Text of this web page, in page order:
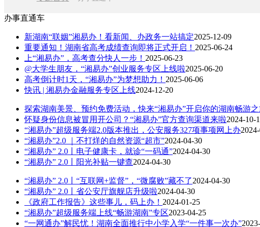
办事直通车
新湖南“联姻”湘易办！看新闻、办政务一站搞定2025-12-09
重要通知！湖南省高考成绩查询即将正式开启！ 2025-06-24
上“湘易办”，高考查分快人一步！ 2025-06-23
@大学生朋友，“湘易办”创业服务专区上线啦2025-06-20
高考倒计时1天，“湘易办”为梦想助力！ 2025-06-06
快讯 | 湘易办金融服务专区上线2024-12-20
探索湖南美景、预约免费活动，快来“湘易办”开启你的湖南畅游之
怀疑身份信息被冒用开公司？“湘易办”官方查询渠道来啦2024-10-
“湘易办”超级服务端2.0版本推出，公安服务327项事项网上办
“湘易办”2.0 ｜不打烊的自然资源“超市”2024-04-30
“湘易办” 2.0丨电子健康卡，就诊“一码通”2024-04-30
“湘易办” 2.0丨阳光补贴一键查2024-04-30
“湘易办” 2.0丨“互联网+监督”，“微腐败”藏不了2024-04-30
“湘易办” 2.0丨省公安厅旗舰店升级啦2024-04-30
《政府工作报告》这些事儿，码上办！ 2024-01-25
“湘易办”超级服务端上线“畅游湖南”专区2023-04-25
“一网通办”解民忧！湖南全面推行中小学入学“一件事一次办”